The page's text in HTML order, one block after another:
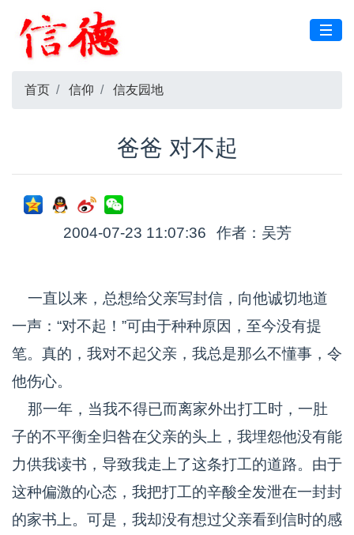
首页 信仰 信友园地
爸爸 对不起
2004-07-23 11:07:36 作者：吴芳
一直以来，总想给父亲写封信，向他诚切地道
一声：“对不起！”可由于种种原因，至今没有提
笔。真的，我对不起父亲，我总是那么不懂事，令
他伤心。
那一年，当我不得已而离家外出打工时，一肚
子的不平衡全归咎在父亲的头上，我埋怨他没有能
力供我读书，导致我走上了这条打工的道路。由于
这种偏激的心态，我把打工的辛酸全发泄在一封封
的家书上。可是，我却没有想过父亲看到信时的感